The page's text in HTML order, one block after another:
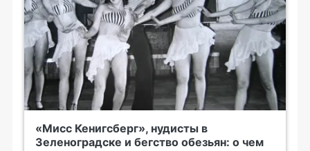
«Мисс Кенигсберг», нудисты в
Зеленоградске и бегство обезьян: о чем